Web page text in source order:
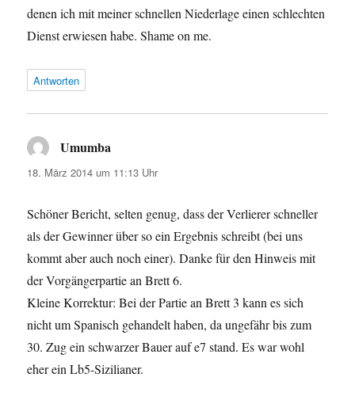
denen ich mit meiner schnellen Niederlage einen schlechten
Dienst erwiesen habe. Shame on me.
Antworten
Umumba
18. März 2014 um 11:13 Uhr
Schöner Bericht, selten genug, dass der Verlierer schneller
als der Gewinner über so ein Ergebnis schreibt (bei uns
kommt aber auch noch einer). Danke für den Hinweis mit
der Vorgängerpartie an Brett 6.
Kleine Korrektur: Bei der Partie an Brett 3 kann es sich
nicht um Spanisch gehandelt haben, da ungefähr bis zum
30. Zug ein schwarzer Bauer auf e7 stand. Es war wohl
eher ein Lb5-Sizilianer.